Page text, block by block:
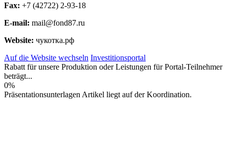
Fax: +7 (42722) 2-93-18
E-mail: mail@fond87.ru
Website: чукотка.рф
Auf die Website wechseln Investitionsportal
Rabatt für unsere Produktion oder Leistungen für Portal-Teilnehmer
beträgt...
0%
Präsentationsunterlagen Artikel liegt auf der Koordination.